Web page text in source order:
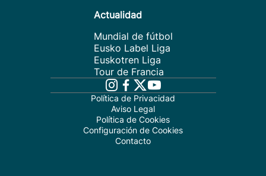
Actualidad
Mundial de fútbol
Eusko Label Liga
Euskotren Liga
Tour de Francia
Política de Privacidad
Aviso Legal
Política de Cookies
Configuración de Cookies
Contacto